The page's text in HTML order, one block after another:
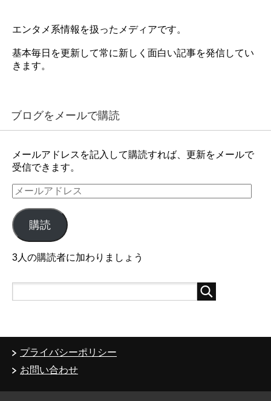
エンタメ系情報を扱ったメディアです。
基本毎日を更新して常に新しく面白い記事を発信してい
きます。
ブログをメールで購読
メールアドレスを記入して購読すれば、更新をメールで
受信できます。
メ
ー
ル
ア
ド
レ
ス
購読
3人の購読者に加わりましょう
プライバシーポリシー
お問い合わせ